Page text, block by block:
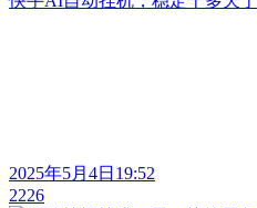
2025年5月4日19:52
2226